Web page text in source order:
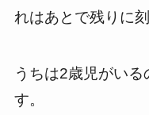
れはあとで残りに
うちは2歳児がい
す。